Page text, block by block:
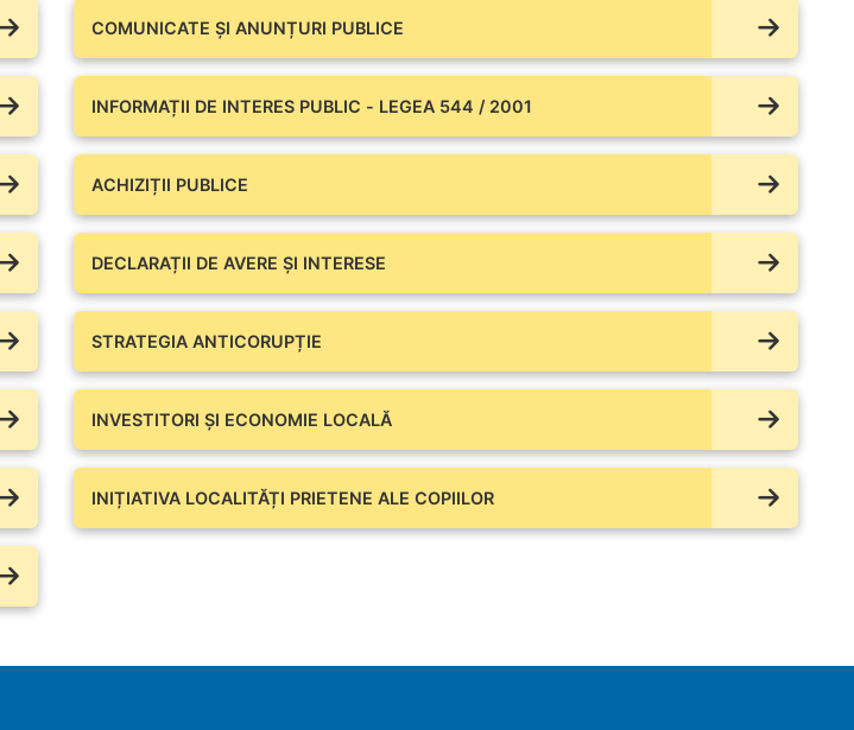
COMUNICATE ŞI ANUNȚURI PUBLICE
INFORMAȚII DE INTERES PUBLIC - LEGEA 544 / 2001
ACHIZIȚII PUBLICE
DECLARAȚII DE AVERE ŞI INTERESE
STRATEGIA ANTICORUPȚIE
INVESTITORI ȘI ECONOMIE LOCALĂ
INIȚIATIVA LOCALITĂȚI PRIETENE ALE COPIILOR